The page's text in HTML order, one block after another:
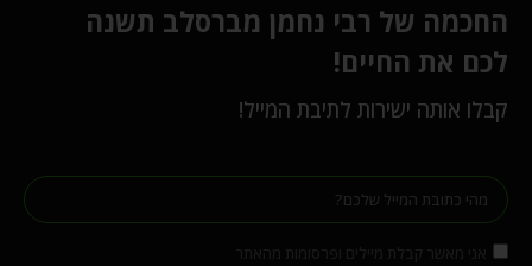
החכמה של רבי נחמן מברסלב תשנה
לכם את החיים!
קבלו אותה ישירות לתיבת המייל!